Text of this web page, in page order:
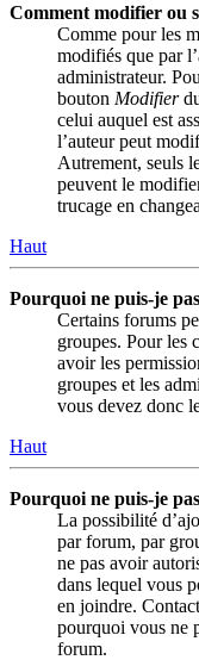
Comment modifier ou
Comme pour les
modifiés que par
administrateur.
bouton Modifier
celui auquel est
l’auteur peut
Autrement, seuls
peuvent le
trucage en
Haut
Pourquoi ne puis-je
Certains forums
groupes. Pour les
avoir les
groupes et les
vous devez donc
Haut
Pourquoi ne puis-je
La possibilité
par forum, par
ne pas avoir
dans lequel vous
en joindre.
pourquoi vous ne
forum.